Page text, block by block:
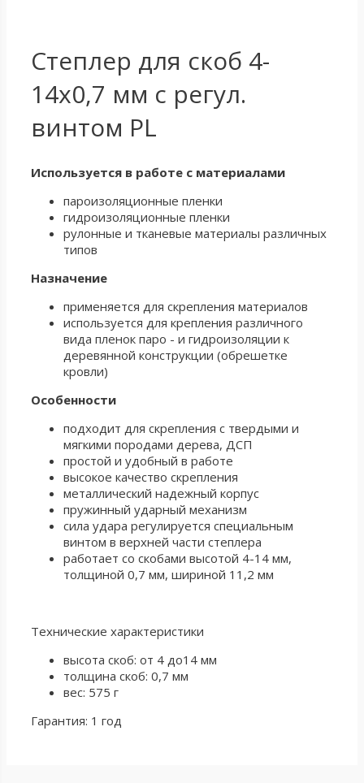
Степлер для скоб 4-
14х0,7 мм с регул.
винтом PL
Используется в работе с материалами
пароизоляционные пленки
гидроизоляционные пленки
рулонные и тканевые материалы различных
типов
Назначение
применяется для скрепления материалов
используется для крепления различного
вида пленок паро - и гидроизоляции к
деревянной конструкции (обрешетке
кровли)
Особенности
подходит для скрепления с твердыми и
мягкими породами дерева, ДСП
простой и удобный в работе
высокое качество скрепления
металлический надежный корпус
пружинный ударный механизм
сила удара регулируется специальным
винтом в верхней части степлера
работает со скобами высотой 4-14 мм,
толщиной 0,7 мм, шириной 11,2 мм
Технические характеристики
высота скоб: от 4 до14 мм
толщина скоб: 0,7 мм
вес: 575 г
Гарантия: 1 год